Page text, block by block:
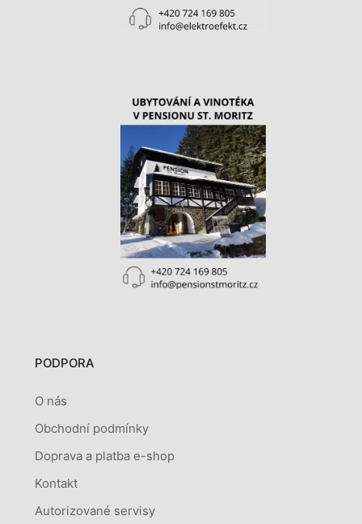
PODPORA
O nás
Obchodní podmínky
Doprava a platba e-shop
Kontakt
Autorizované servisy